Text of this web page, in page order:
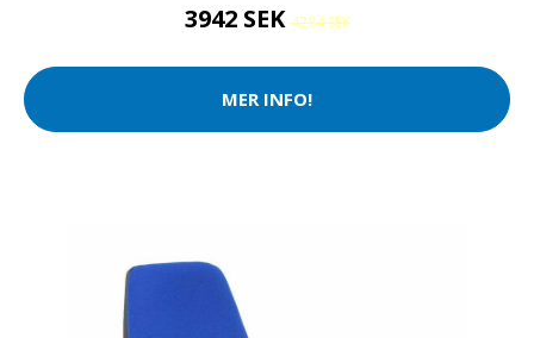
3942 SEK4284 SEK
MER INFO!